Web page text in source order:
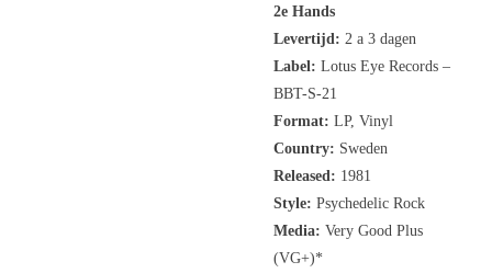
2e Hands
Levertijd: 2 a 3 dagen
Label: Lotus Eye Records ‎–
BBT-S-21
Format: LP, Vinyl
Country: Sweden
Released: 1981
Style: Psychedelic Rock
Media: Very Good Plus
(VG+)*